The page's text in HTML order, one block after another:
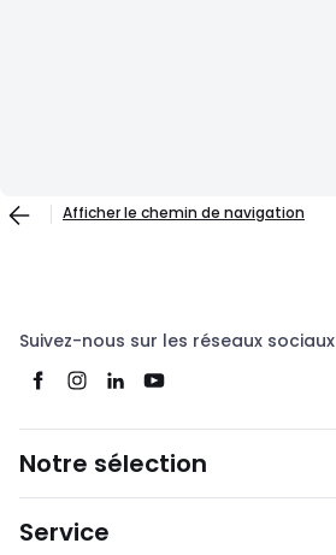
Afficher le chemin de navigation
Suivez-nous sur les réseaux sociaux
Notre sélection
Service